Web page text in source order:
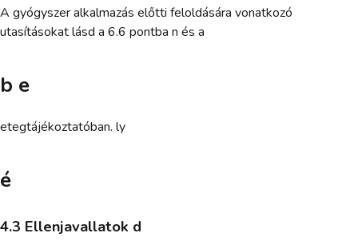
A gyógyszer alkalmazás előtti feloldására vonatkozó
utasításokat lásd a 6.6 pontba n és a
b e
etegtájékoztatóban. ly
é
4.3 Ellenjavallatok d